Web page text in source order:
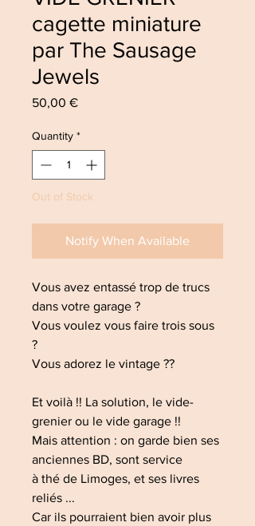
cagette miniature
par The Sausage
Jewels
50,00 €Price
Quantity *
Out of Stock
Notify When Available
Vous avez entassé trop de trucs
dans votre garage ?
Vous voulez vous faire trois sous
?
Vous adorez le vintage ??
Et voilà !! La solution, le vide-
grenier ou le vide garage !!
Mais attention : on garde bien ses
anciennes BD, sont service
à thé de Limoges, et ses livres
reliés ...
Car ils pourraient bien avoir plus